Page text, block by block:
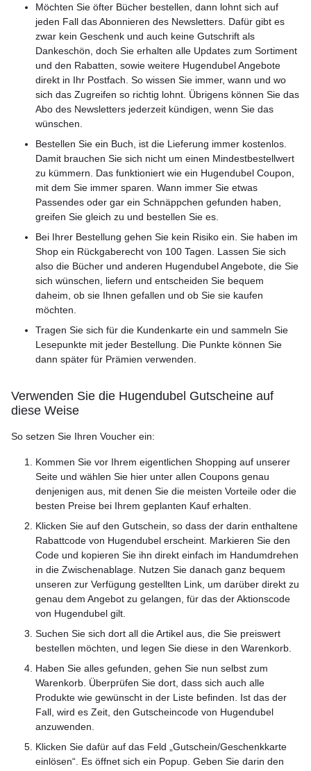
Möchten Sie öfter Bücher bestellen, dann lohnt sich auf
jeden Fall das Abonnieren des Newsletters. Dafür gibt es
zwar kein Geschenk und auch keine Gutschrift als
Dankeschön, doch Sie erhalten alle Updates zum Sortiment
und den Rabatten, sowie weitere Hugendubel Angebote
direkt in Ihr Postfach. So wissen Sie immer, wann und wo
sich das Zugreifen so richtig lohnt. Übrigens können Sie das
Abo des Newsletters jederzeit kündigen, wenn Sie das
wünschen.
Bestellen Sie ein Buch, ist die Lieferung immer kostenlos.
Damit brauchen Sie sich nicht um einen Mindestbestellwert
zu kümmern. Das funktioniert wie ein Hugendubel Coupon,
mit dem Sie immer sparen. Wann immer Sie etwas
Passendes oder gar ein Schnäppchen gefunden haben,
greifen Sie gleich zu und bestellen Sie es.
Bei Ihrer Bestellung gehen Sie kein Risiko ein. Sie haben im
Shop ein Rückgaberecht von 100 Tagen. Lassen Sie sich
also die Bücher und anderen Hugendubel Angebote, die Sie
sich wünschen, liefern und entscheiden Sie bequem
daheim, ob sie Ihnen gefallen und ob Sie sie kaufen
möchten.
Tragen Sie sich für die Kundenkarte ein und sammeln Sie
Lesepunkte mit jeder Bestellung. Die Punkte können Sie
dann später für Prämien verwenden.
Verwenden Sie die Hugendubel Gutscheine auf
diese Weise
So setzen Sie Ihren Voucher ein:
Kommen Sie vor Ihrem eigentlichen Shopping auf unserer
Seite und wählen Sie hier unter allen Coupons genau
denjenigen aus, mit denen Sie die meisten Vorteile oder die
besten Preise bei Ihrem geplanten Kauf erhalten.
Klicken Sie auf den Gutschein, so dass der darin enthaltene
Rabattcode von Hugendubel erscheint. Markieren Sie den
Code und kopieren Sie ihn direkt einfach im Handumdrehen
in die Zwischenablage. Nutzen Sie danach ganz bequem
unseren zur Verfügung gestellten Link, um darüber direkt zu
genau dem Angebot zu gelangen, für das der Aktionscode
von Hugendubel gilt.
Suchen Sie sich dort all die Artikel aus, die Sie preiswert
bestellen möchten, und legen Sie diese in den Warenkorb.
Haben Sie alles gefunden, gehen Sie nun selbst zum
Warenkorb. Überprüfen Sie dort, dass sich auch alle
Produkte wie gewünscht in der Liste befinden. Ist das der
Fall, wird es Zeit, den Gutscheincode von Hugendubel
anzuwenden.
Klicken Sie dafür auf das Feld „Gutschein/Geschenkkarte
einlösen“. Es öffnet sich ein Popup. Geben Sie darin den